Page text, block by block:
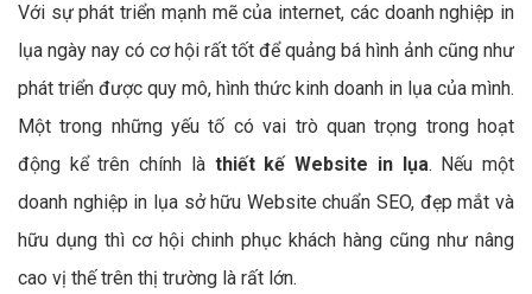
Với sự phát triển mạnh mẽ của internet, các doanh nghiệp in
lụa ngày nay có cơ hội rất tốt để quảng bá hình ảnh cũng như
phát triển được quy mô, hình thức kinh doanh in lụa của mình.
Một trong những yếu tố có vai trò quan trọng trong hoạt
động kể trên chính là thiết kế Website in lụa. Nếu một
doanh nghiệp in lụa sở hữu Website chuẩn SEO, đẹp mắt và
hữu dụng thì cơ hội chinh phục khách hàng cũng như nâng
cao vị thế trên thị trường là rất lớn.